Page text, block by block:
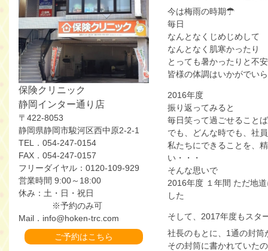
今は梅雨の時期☂
毎日
なんとなくじめじめして
なんとなく肌寒かったり
とっても暑かったりと不
皆様の体調はいかがでい
2016年度
振り返ってみると
毎日笑って過ごせること
でも、どんな時でも、社
私たちにできることを、
い・・・
そんな思いで
2016年度 １年間 ただ地
した
そして、2017年度もスタ
社長のもとに、1通の封筒
その封筒に書かれていた
保険クリニック
静岡インター通り店
〒422-8053
静岡県静岡市駿河区西中原2-2-1
TEL．054-247-0154
FAX．054-247-0157
フリーダイヤル：0120-109-929
営業時間 9:00～18:00
休み：土・日・祝日
※予約のみ可
Mail．info@hoken-trc.com
ご予約はこちら